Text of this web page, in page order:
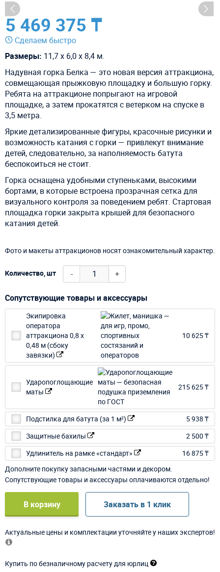
5 469 375 ₸
Сделаем быстро
Размеры: 11,7 х 6,0 х 8,4 м.
Надувная горка Белка — это новая версия аттракциона,
совмещающая прыжковую площадку и большую горку.
Ребята на аттракционе попрыгают на игровой
площадке, а затем прокатятся с ветерком на спуске в
3,5 метра.
Яркие детализированные фигуры, красочные рисунки и
возможность катания с горки — привлекут внимание
детей, следовательно, за наполняемость батута
беспокоиться не стоит.
Горка оснащена удобными ступеньками, высокими
бортами, в которые встроена прозрачная сетка для
визуального контроля за поведением ребят. Стартовая
площадка горки закрыта крышей для безопасного
катания детей.
Фото и макеты аттракционов носят ознакомительный характер.
Количество, шт - +
Сопутствующие товары и аксессуары
Экипировка
оператора
аттракциона 0,8 х
0,48 м (сбоку
завязки)
10 625 ₸
Ударопоглощающие
маты
215 625 ₸
Подстилка для батута (за 1 м²)
5 938 ₸
Защитные бахилы
2 500 ₸
Удлинитель на рамке «стандарт»
16 875 ₸
Дополните покупку запасными частями и декором.
Сопутствующие товары и аксессуары оплачиваются отдельно!
В корзину Заказать в 1 клик
Актуальные цены и комплектации уточняйте у наших экспертов!
Купить по безналичному расчету для юрлиц